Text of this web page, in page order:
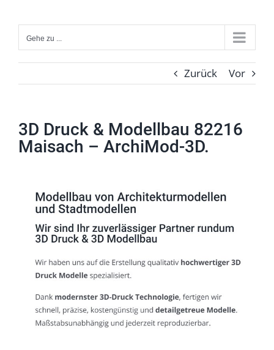
Inhalt
springenGehe zu ...
Zurück Vor
3D Druck & Modellbau 82216
Maisach – ArchiMod-3D.